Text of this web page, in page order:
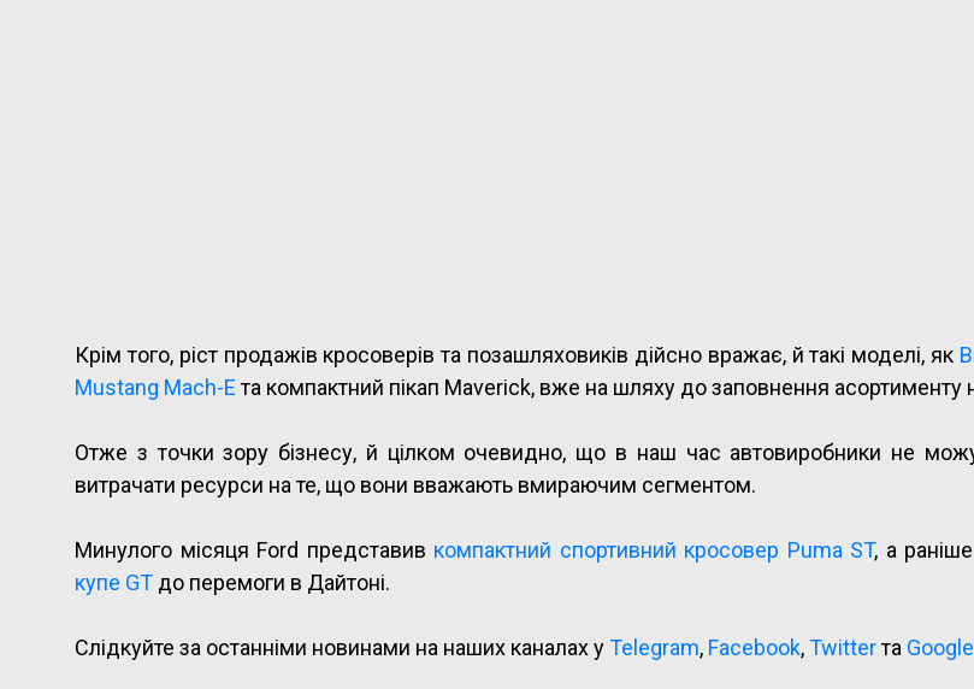
Крім того, ріст продажів кросоверів та позашляховиків дійсно вражає, й такі моделі, як
Mustang Mach-Eта компактний пікап Maverick, вже на шляху до заповнення асортименту
Отже з точки зору бізнесу, й цілком очевидно, що в наш час автовиробники не
витрачати ресурси на те, що вони вважають вмираючим сегментом.
Минулого місяця Ford представив компактний спортивний кросовер Puma ST, а
купе GT до перемоги в Дайтоні.
Слідкуйте за останніми новинами на наших каналах уTelegram, Facebook,Twitterта